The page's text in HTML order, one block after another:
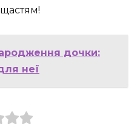
дочки:
неї